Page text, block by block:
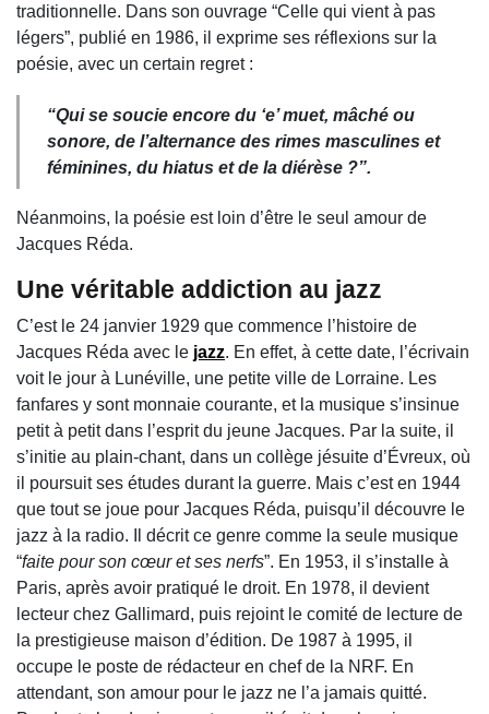
traditionnelle. Dans son ouvrage “Celle qui vient à pas
légers”, publié en 1986, il exprime ses réflexions sur la
poésie, avec un certain regret :
“Qui se soucie encore du ‘e’ muet, mâché ou
sonore, de l’alternance des rimes masculines et
féminines, du hiatus et de la diérèse ?”.
Néanmoins, la poésie est loin d’être le seul amour de
Jacques Réda.
Une véritable addiction au jazz
C’est le 24 janvier 1929 que commence l’histoire de
Jacques Réda avec le jazz. En effet, à cette date, l’écrivain
voit le jour à Lunéville, une petite ville de Lorraine. Les
fanfares y sont monnaie courante, et la musique s’insinue
petit à petit dans l’esprit du jeune Jacques. Par la suite, il
s’initie au plain-chant, dans un collège jésuite d’Évreux, où
il poursuit ses études durant la guerre. Mais c’est en 1944
que tout se joue pour Jacques Réda, puisqu’il découvre le
jazz à la radio. Il décrit ce genre comme la seule musique
“faite pour son cœur et ses nerfs”. En 1953, il s’installe à
Paris, après avoir pratiqué le droit. En 1978, il devient
lecteur chez Gallimard, puis rejoint le comité de lecture de
la prestigieuse maison d’édition. De 1987 à 1995, il
occupe le poste de rédacteur en chef de la NRF. En
attendant, son amour pour le jazz ne l’a jamais quitté.